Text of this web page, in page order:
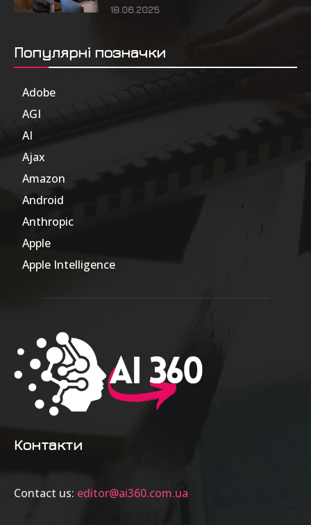
18.06.2025
Популярні позначки
Adobe
AGI
AI
Ajax
Amazon
Android
Anthropic
Apple
Apple Intelligence
Контакти
Contact us: editor@ai360.com.ua